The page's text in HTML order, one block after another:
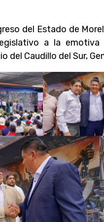
del Estado de
a la
del Caudillo del Sur,